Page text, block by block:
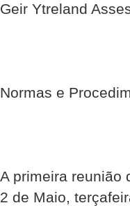
Geir Ytreland
Normas e
A primeira reunião
2 de Maio,